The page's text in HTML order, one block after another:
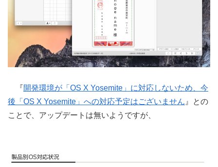
『開発環境が「OS X Yosemite」に対応しないため、今
後「OS X Yosemite」への対応予定はございません 』との
ことで、アップデートは無いようですが、